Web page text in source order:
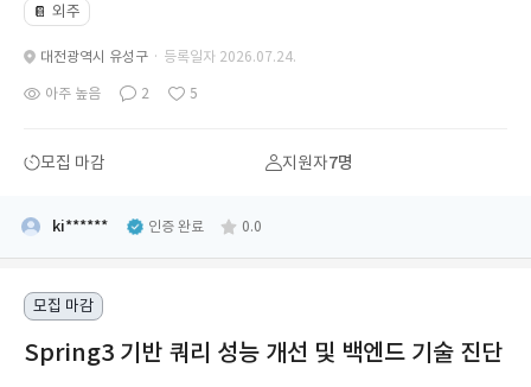
📔 외주
대전광역시 유성구 · 등록일자 2026.07.24.
아주 높음 2 5
모집 마감 지원자7명
ki****** 인증 완료 0.0
모집 마감
Spring3 기반 쿼리 성능 개선 및 백엔드 기술 진단